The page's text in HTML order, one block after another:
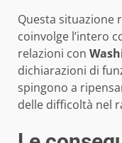
Questa situazione
coinvolge l’intero
relazioni con
dichiarazioni di
spingono a
delle difficoltà nel